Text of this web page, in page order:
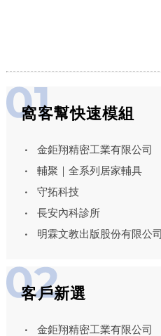
窩客幫快速模組
金鉅翔精密工業有限公司
輔聚｜全系列居家輔具
守拓科技
長安內科診所
明霖文教出版股份有限公司
客戶新選
金鉅翔精密工業有限公司